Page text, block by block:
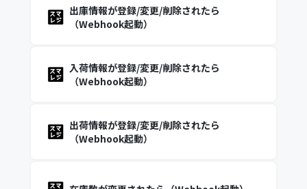
出庫情報が登録/変更/削除されたら
（Webhook起動）
入荷情報が登録/変更/削除されたら
（Webhook起動）
出荷情報が登録/変更/削除されたら
（Webhook起動）